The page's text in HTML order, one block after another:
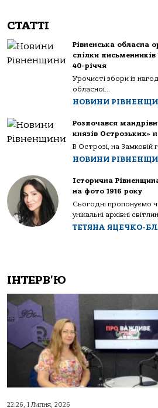
СТАТТІ
Рівненська обласна
спілки письменників
40-річчя
Урочисті збори із
обласної...
НОВИНИ
Розпочався
князів Острозьких»
В Острозі, на Замковій
НОВИНИ
Історична
на фото 1916 року
Сьогодні пропонуємо
унікальні архівні
ТЕТЯНА ЯЦЕЧКО-
ІНТЕРВ'Ю
22:26, 1 Липня, 2026